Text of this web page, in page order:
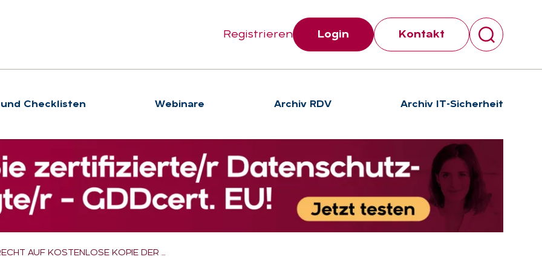
Suchen
Registrieren Login Kontakt
Checklisten We­bi­na­re Archiv RDV Archiv IT-Sicherheit
AUF KOSTENLOSE KOPIE DER …